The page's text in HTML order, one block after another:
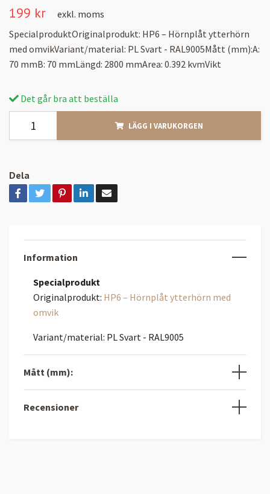
199 kr
exkl. moms
SpecialproduktOriginalprodukt: HP6 – Hörnplåt ytterhörn
med omvikVariant/material: PL Svart - RAL9005Mått (mm):A:
70 mmB: 70 mmLängd: 2800 mmArea: 0.392 kvmVikt
Det går bra att beställa
LÄGG I VARUKORGEN
Dela
Information
Specialprodukt
Originalprodukt: HP6 – Hörnplåt ytterhörn med
omvik
Variant/material: PL Svart - RAL9005
Mått (mm):
Recensioner